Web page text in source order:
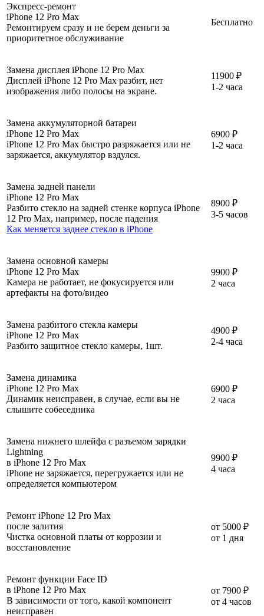
Экспресс-ремонт
iPhone 12 Pro Max
Ремонтируем сразу и не берем деньги за
приоритетное обслуживание
Бесплатно
Замена дисплея iPhone 12 Pro Max
Дисплей iPhone 12 Pro Max разбит, нет
изображения либо полосы на экране.
11900 ₽
1-2 часа
Замена аккумуляторной батареи
iPhone 12 Pro Max
iPhone 12 Pro Max быстро разряжается или не
заряжается, аккумулятор вздулся.
6900 ₽
1-2 часа
Замена задней панели
iPhone 12 Pro Max
Разбито стекло на задней стенке корпуса iPhone
12 Pro Max, например, после падения
Как меняется заднее стекло в iPhone
8900 ₽
3-5 часов
Замена основной камеры
iPhone 12 Pro Max
Камера не работает, не фокусируется или
артефакты на фото/видео
9900 ₽
2 часа
Замена разбитого стекла камеры
iPhone 12 Pro Max
Разбито защитное стекло камеры, 1шт.
4900 ₽
2-4 часа
Замена динамика
iPhone 12 Pro Max
Динамик неисправен, в случае, если вы не
слышите собеседника
6900 ₽
2 часа
Замена нижнего шлейфа с разъемом зарядки
Lightning
в iPhone 12 Pro Max
iPhone не заряжается, перегружается или не
определяется компьютером
9900 ₽
4 часа
Ремонт iPhone 12 Pro Max
после залития
Чистка основной платы от коррозии и
восстановление
от 5000 ₽
от 1 дня
Ремонт функции Face ID
в iPhone 12 Pro Max
В зависимости от того, какой компонент
неисправен
от 7900 ₽
от 4 часов